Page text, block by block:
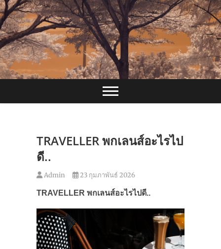
Skip
to
content
TRAVELLER พกเลนส์อะไรไป
ดี..
Admin 23 กุมภาพันธ์ 2026
TRAVELLER พกเลนส์อะไรไปดี..